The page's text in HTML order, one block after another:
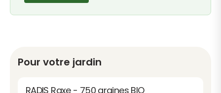
Pour votre jardin
RADIS Raxe - 750 graines BIO